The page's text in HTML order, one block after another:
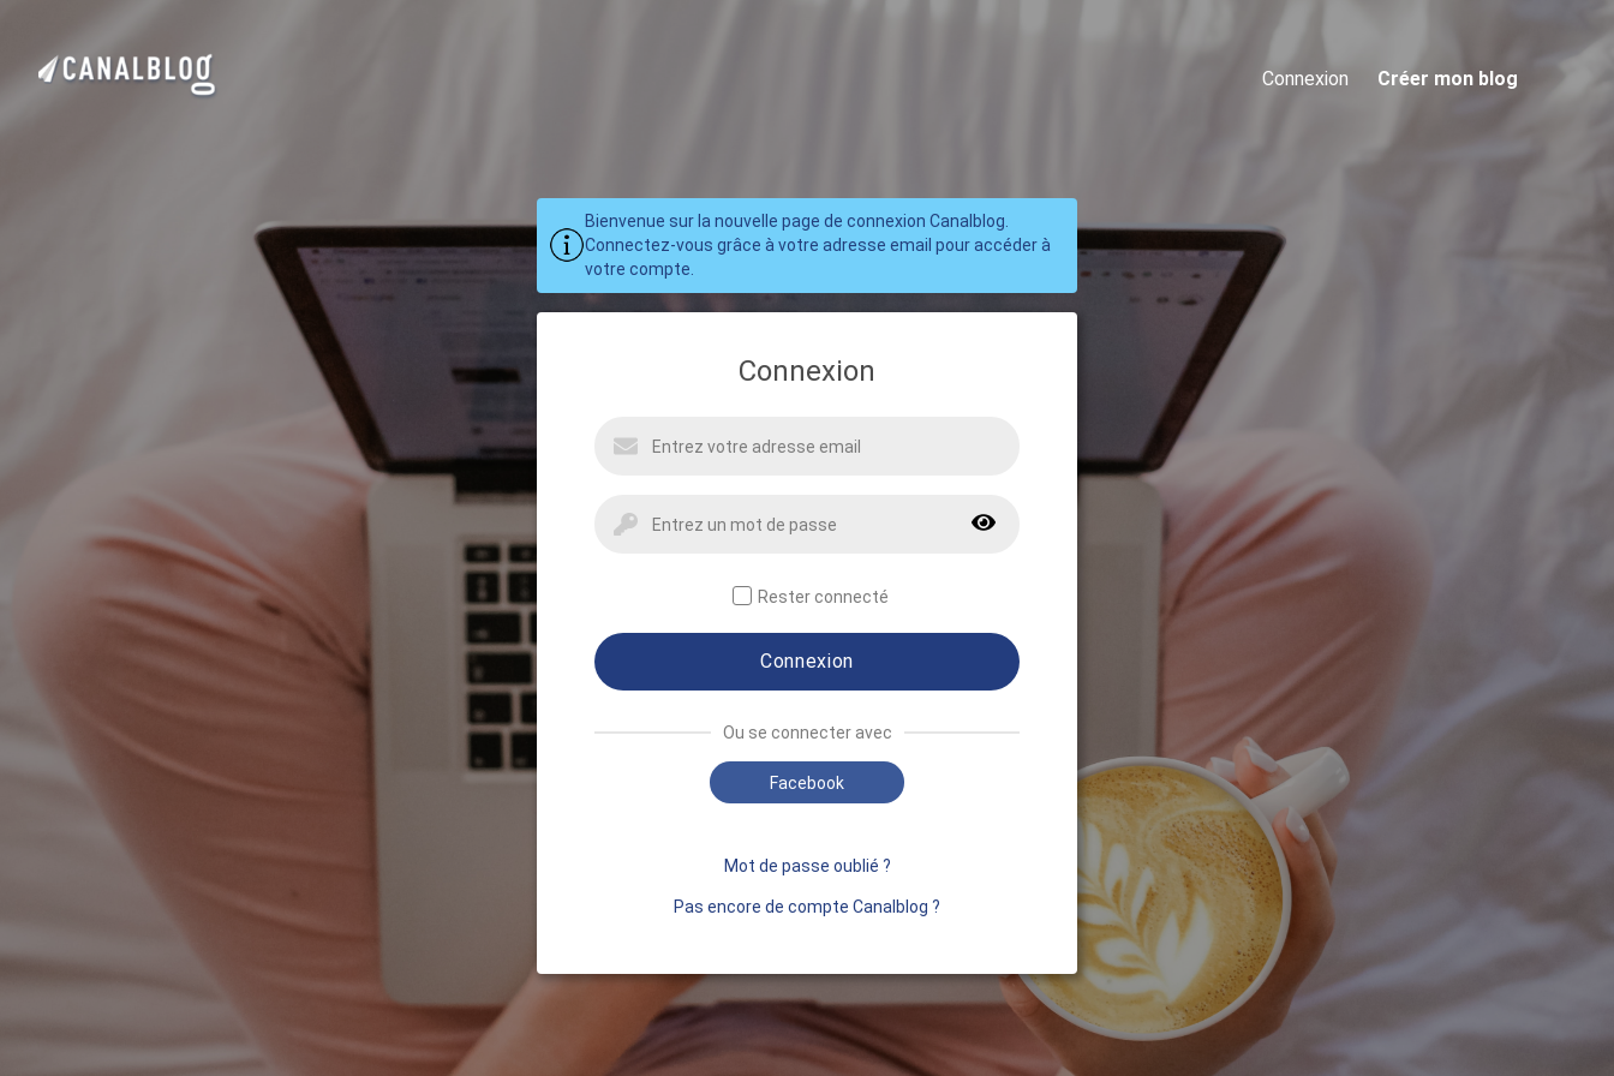
Connexion Créer mon blog
Bienvenue sur la nouvelle page de connexion Canalblog.
Connectez-vous grâce à votre adresse email pour accéder à
votre compte.
Connexion
Rester connecté
Connexion
Ou se connecter avec
Facebook
Mot de passe oublié ?
Pas encore de compte Canalblog ?